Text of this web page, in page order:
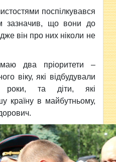
поспілкувався
зазначив, що вони до
він про них ніколи не
два пріоритети –
віку, які відбудували
роки, та діти, які
країну в майбутньому,